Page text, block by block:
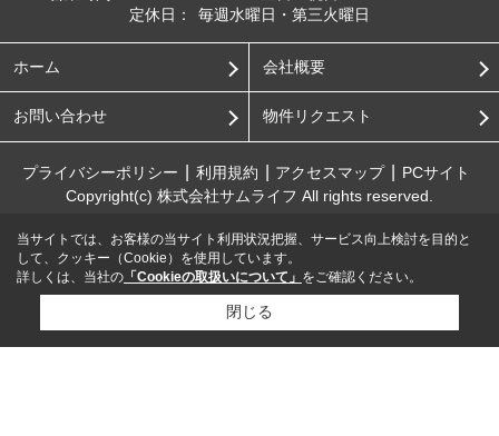
定休日：
毎週水曜日・第三火曜日
ホーム 会社概要
お問い合わせ 物件リクエスト
プライバシーポリシー 利用規約 アクセスマップ
PCサイト
Copyright(c) 株式会社サムライフ All rights reserved.
当サイトでは、お客様の当サイト利用状況把握、サービス向上検討を目的と
して、クッキー（Cookie）を使用しています。
詳しくは、当社の 「Cookieの取扱いについて」 をご確認ください。
閉じる